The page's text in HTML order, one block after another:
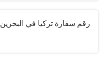
رقم سفارة تركيا في البحرين